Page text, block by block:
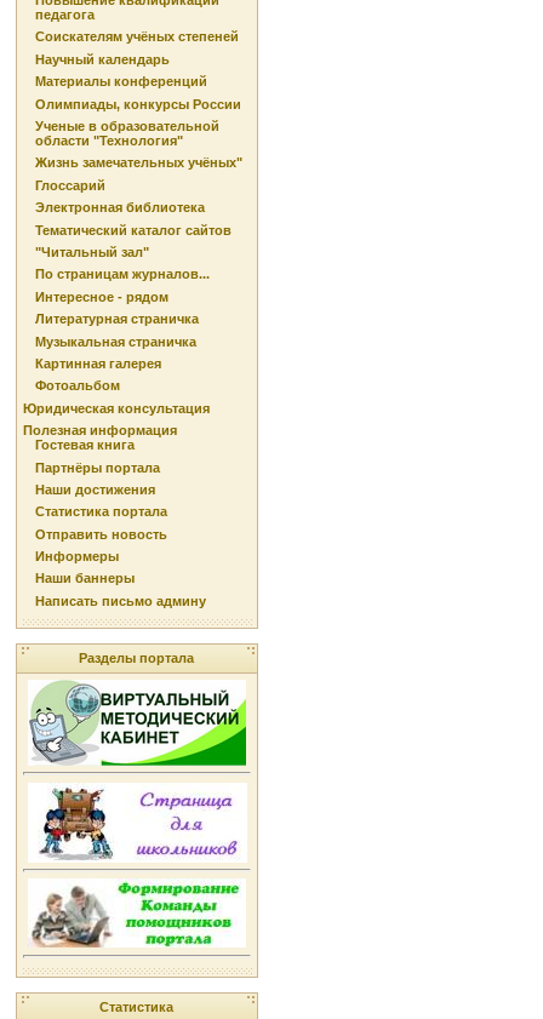
педагога
Соискателям учёных степеней
Научный календарь
Материалы конференций
Олимпиады, конкурсы России
Ученые в образовательной
области "Технология"
Жизнь замечательных учёных"
Глоссарий
Электронная библиотека
Тематический каталог сайтов
"Читальный зал"
По страницам журналов...
Интересное - рядом
Литературная страничка
Музыкальная страничка
Картинная галерея
Фотоальбом
Юридическая консультация
Полезная информация
Гостевая книга
Партнёры портала
Наши достижения
Статистика портала
Отправить новость
Информеры
Наши баннеры
Написать письмо админу
Разделы портала
Статистика